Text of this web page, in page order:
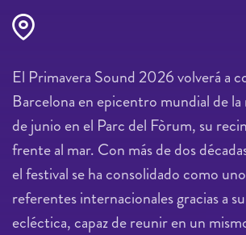
El Primavera Sound 2026 volverá a
Barcelona en epicentro mundial de
de junio en el Parc del Fòrum, su
frente al mar. Con más de dos
el festival se ha consolidado como
referentes internacionales gracias a
ecléctica, capaz de reunir en un